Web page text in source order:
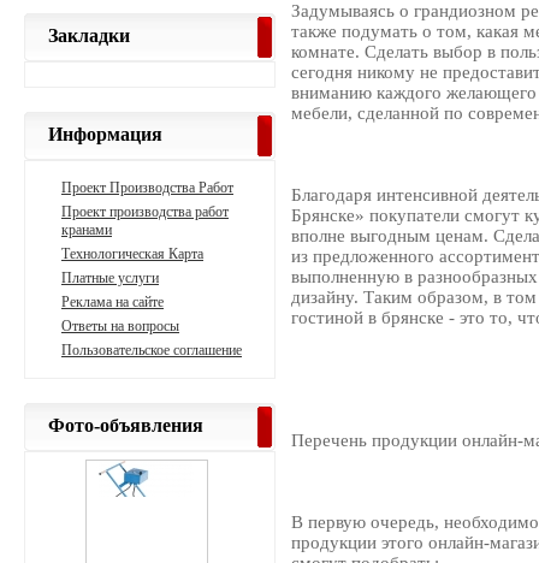
Задумываясь о грандиозном
также подумать о том, какая
комнате. Сделать выбор в
сегодня никому не
вниманию каждого желающего
мебели, сделанной по
Благодаря интенсивной
Брянске» покупатели смогут
вполне выгодным ценам.
из предложенного
выполненную в
дизайну. Таким образом, в том
гостиной в брянске - это то,
Перечень продукции онлайн-
В первую очередь,
продукции этого онлайн-
Закладки
Информация
Проект Производства Работ
Проект производства работ
кранами
Технологическая Карта
Платные услуги
Реклама на сайте
Ответы на вопросы
Пользовательское соглашение
Фото-объявления